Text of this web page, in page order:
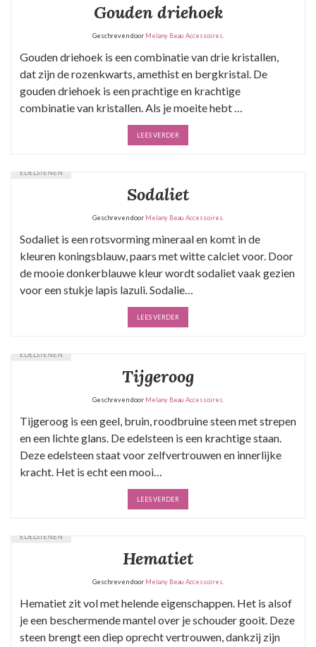
Gouden driehoek
Geschreven door Melany Beau Accessoires.
Gouden driehoek is een combinatie van drie kristallen,
dat zijn de rozenkwarts, amethist en bergkristal. De
gouden driehoek is een prachtige en krachtige
combinatie van kristallen. Als je moeite hebt …
LEES VERDER
EDELSTENEN
Sodaliet
Geschreven door Melany Beau Accessoires.
Sodaliet is een rotsvorming mineraal en komt in de
kleuren koningsblauw, paars met witte calciet voor. Door
de mooie donkerblauwe kleur wordt sodaliet vaak gezien
voor een stukje lapis lazuli. Sodalie…
LEES VERDER
EDELSTENEN
Tijgeroog
Geschreven door Melany Beau Accessoires.
Tijgeroog is een geel, bruin, roodbruine steen met strepen
en een lichte glans. De edelsteen is een krachtige staan.
Deze edelsteen staat voor zelfvertrouwen en innerlijke
kracht. Het is echt een mooi…
LEES VERDER
EDELSTENEN
Hematiet
Geschreven door Melany Beau Accessoires.
Hematiet zit vol met helende eigenschappen. Het is alsof
je een beschermende mantel over je schouder gooit. Deze
steen brengt een diep oprecht vertrouwen, dankzij zijn